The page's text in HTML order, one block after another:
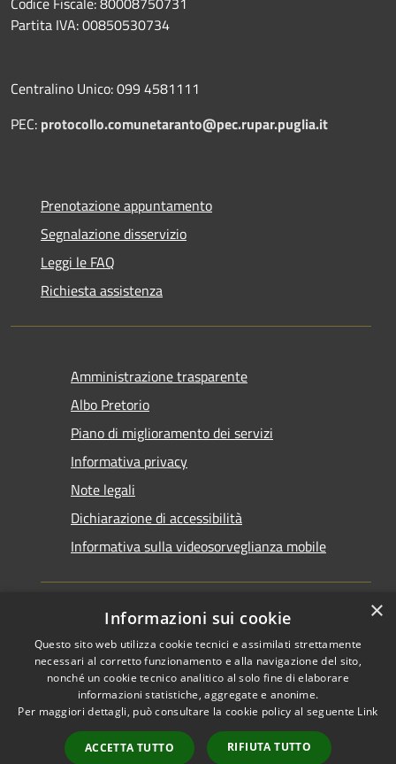
Partita IVA: 00850530734
Centralino Unico: 099 4581111
PEC: protocollo.comunetaranto@pec.rupar.puglia.it
Prenotazione appuntamento
Segnalazione disservizio
Leggi le FAQ
Richiesta assistenza
Amministrazione trasparente
Albo Pretorio
Piano di miglioramento dei servizi
Informativa privacy
Note legali
Dichiarazione di accessibilità
Informativa sulla videosorveglianza mobile
RSS
Accessibilità
Cookie
Mappa del sito
Copyright © 2026 • Comune di
Taranto • Powered by
Municipium•Accesso
redazione
×
Informazioni sui cookie
Questo sito web utilizza cookie tecnici e assimilati strettamente
necessari al corretto funzionamento e alla navigazione del sito,
nonché un cookie tecnico analitico al solo fine di elaborare
informazioni statistiche, aggregate e anonime.
Per maggiori dettagli, può consultare la cookie policy al seguente Link
ACCETTA TUTTO RIFIUTA TUTTO